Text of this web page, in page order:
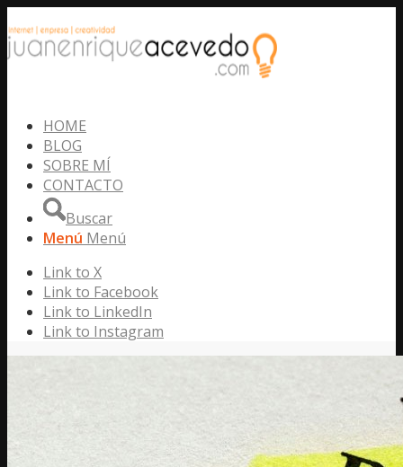
HOME
BLOG
SOBRE MÍ
CONTACTO
Buscar
Menú Menú
Link to X
Link to Facebook
Link to LinkedIn
Link to Instagram